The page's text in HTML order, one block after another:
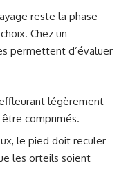
reste la phase
Chez un
permettent d’évaluer
légèrement
comprimés.
le pied doit reculer
les orteils soient